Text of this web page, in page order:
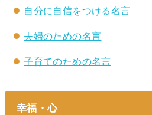
自分に自信をつける名言
夫婦のための名言
子育てのための名言
幸福・心